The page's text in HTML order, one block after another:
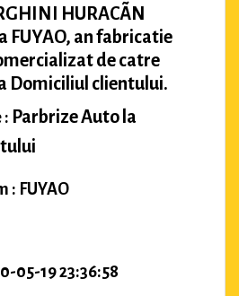
HURACÃN
FUYAO, an fabricatie
de catre
Domiciliul clientului.
: Parbrize Auto la
: FUYAO
05-19 23:36:58